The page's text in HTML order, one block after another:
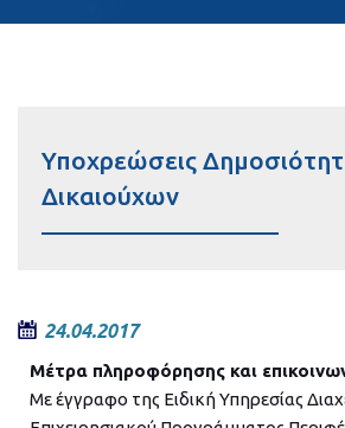
Υποχρεώσεις
Δικαιούχων
24.04.2017
Μέτρα πληροφόρησης και
Με έγγραφο της Ειδική Υπηρεσίας